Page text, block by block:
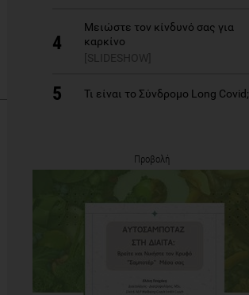
4
Μειώστε τον κίνδυνό σας για
καρκίνο
[SLIDESHOW]
5 Τι είναι το Σύνδρομο Long Covid;
Προβολή